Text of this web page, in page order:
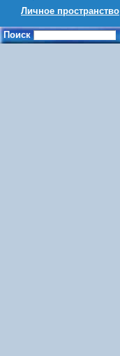
Личное пространство
Поиск